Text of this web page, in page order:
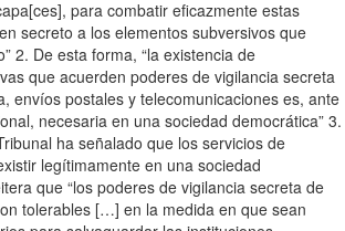
para combatir eficazmente estas
secreto a los elementos subversivos que
2. De esta forma, “la existencia de
que acuerden poderes de vigilancia secreta
envíos postales y telecomunicaciones es, ante
necesaria en una sociedad democrática” 3.
ha señalado que los servicios de
legítimamente en una sociedad
que “los poderes de vigilancia secreta de
tolerables […] en la medida en que sean